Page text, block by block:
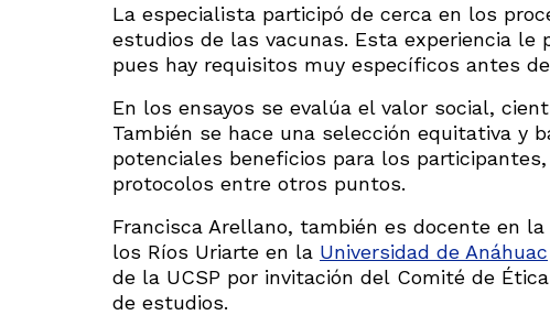
La especialista participó de cerca en los
estudios de las vacunas. Esta experiencia
pues hay requisitos muy específicos antes
En los ensayos se evalúa el valor social,
También se hace una selección equitativa y
potenciales beneficios para los
protocolos entre otros puntos.
Francisca Arellano, también es docente en la
los Ríos Uriarte en la Universidad de Anáhuac
de la UCSP por invitación del Comité de
de estudios.